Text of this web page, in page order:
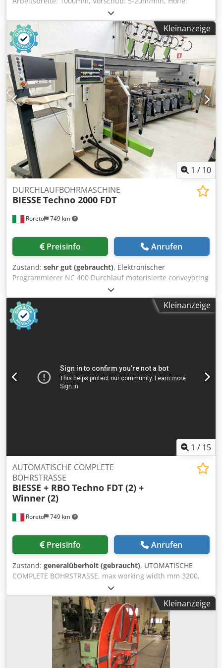
2200mm, Länge: 4000mm, Gewicht: 3,3t, mit
Dokumentation, wurde regelmäßig gewartet. Cedpfx Asi E
Trpscfoha
Kleinanzeige
1 / 10
Roreto 749 km
DURCHLAUFBOHRMASCHINE
BIESSE Techno 2000 FDT
Preisinfo Anrufen
Zustand: sehr gut (gebraucht), Elektronischer
Programmierer NC 400 Durchlauf motorisierte conveyoring
Bänder (Nr.) 2 Horizontalen Bohrsupporte (Nr.) 2
Bohreinheiten für jeder horizontale Bohrsupport (Nr.) 2
Spindeln für jede horizontale Bohreinheiten (Nr.) 11 Max.
Arbeitbreite (mm) 3200 - Min. arbeitbreite (mm) 205 (ca.)
Unteren Vertikalen Bohrsupporte (Nr.) 6 Bohreinheiten für
Digitalanzeige der Positionsdaten (Acshe)
Gesamtanschlusswert (Kw) 27.7 Die CNC-Steuerung
kontrolliert die Bewegung (X-Achse) Horizont.
Kleinanzeige
1 / 15
Roreto 749 km
AUTOMATISCHE COMPLETE
BOHRSTRASSE
BIESSE + RBOTechno FDT (2) +
Winner (2)
Preisinfo Anrufen
Zustand: generalüberholt (gebraucht), UTOMATISCHE
COMPLETE BOHRSTRASSE, max working width mm 3200,
with fast automatic handling equipment. Composed of the
following machines: Codpfx Ajdfgg Ijcfeha A)
BESCHICKSTATION "RBO" Winner C 3200 with double pick-
up and central motorized rollers table. With 2 on-ground
motorized rollers ways to in-feed the piles (stacks) of
panels to loader. B) ROLLENBAHN (Connecting Roller Table
with 90° conveyoring belts) “RBO” Transfer TA 90° C) 1st
AUTOMATISCHE BOHRMASCHINE "BIESSE" Mod. Techno
Kleinanzeige